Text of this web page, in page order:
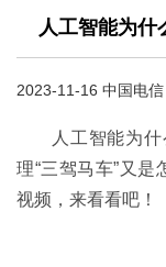
人工智能为什
2023-11-16 中国电信
人工智能为
理“三驾马车”又是
视频，来看看吧！